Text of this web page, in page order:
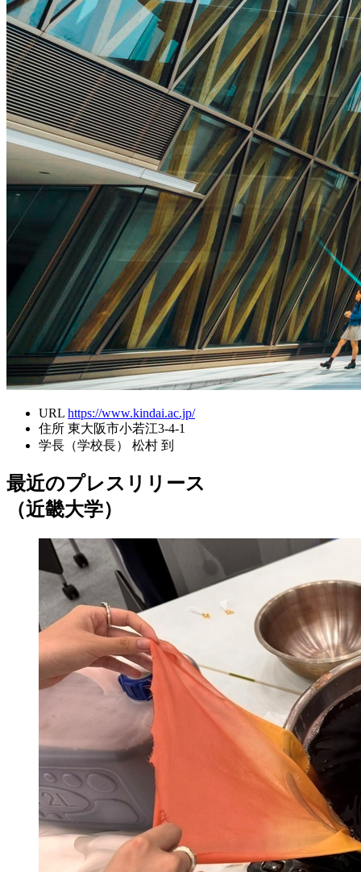
URL https://www.kindai.ac.jp/
住所 東大阪市小若江3-4-1
学長（学校長）
松村 到
最近のプレスリリース
（近畿大学）